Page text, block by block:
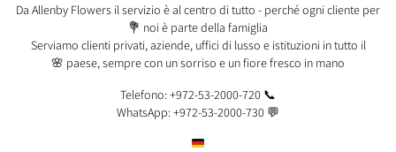
Da Allenby Flowers il servizio è al centro di tutto - perché ogni cliente per
noi è parte della famiglia 💐
Serviamo clienti privati, aziende, uffici di lusso e istituzioni in tutto il
paese, sempre con un sorriso e un fiore fresco in mano 🌸
📞 Telefono: +972-53-2000-720
💬 WhatsApp: +972-53-2000-730